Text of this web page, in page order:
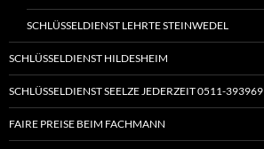
SCHLÜSSELDIENST LEHRTE STEINWEDEL
SCHLÜSSELDIENST HILDESHEIM
SCHLÜSSELDIENST SEELZE JEDERZEIT 0511-393969
FAIRE PREISE BEIM FACHMANN